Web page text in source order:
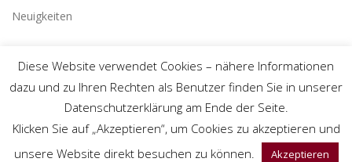
Neuigkeiten
Copyright © 1978 – 2026 ASG Teningen
Diese Website verwendet Cookies – nähere Informationen
dazu und zu Ihren Rechten als Benutzer finden Sie in unserer
Datenschutzerklärung am Ende der Seite.
Klicken Sie auf „Akzeptieren“, um Cookies zu akzeptieren und
unsere Website direkt besuchen zu können.
Akzeptieren